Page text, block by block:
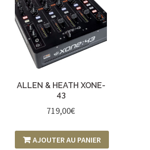
ALLEN & HEATH XONE-
43
719,00€
AJOUTER AU PANIER